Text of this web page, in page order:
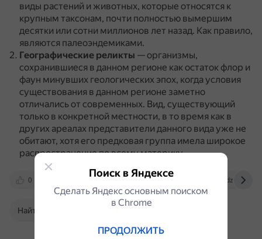
виды растений и животных, которые относятся к
крупным таксонам, почти полностью вымершим
десятки или сотни миллионов лет назад. Как правило,
являются палеоэндемиками.
Географические реликты — организмы,
сохранившиеся в данном регионе как остаток флор и
фаун минувших геологических эпох, когда условия
существования в данном регионе заметно
отличались от современных. Вид, существующий
только в конкретной местности, в то время как в
других ареалах представители данного вида уже не
обитают, хотя его предковая группа имела широкое
распространение по всему материку.
0 dzen.ru
Найти в Поиске
Поиск в Яндексе
Сделать Яндекс основным поиском
в Сhrome
ПРОДОЛЖИТЬ